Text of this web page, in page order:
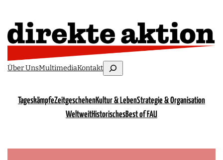
springen
Über UnsMultimediaKontaktSuchen
TageskämpfeZeitgeschehenKultur & LebenStrategie & Organisation
WeltweitHistorischesBest of FAU